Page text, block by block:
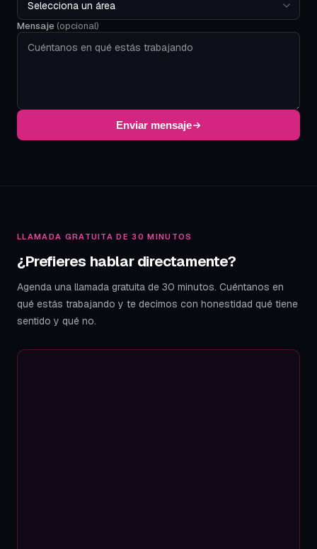
LLAMADA GRATUITA DE 30 MINUTOS
¿Prefieres hablar directamente?
Agenda una llamada gratuita de 30 minutos. Cuéntanos en
qué estás trabajando y te decimos con honestidad qué tiene
sentido y qué no.
Mensaje (opcional)
Enviar mensaje